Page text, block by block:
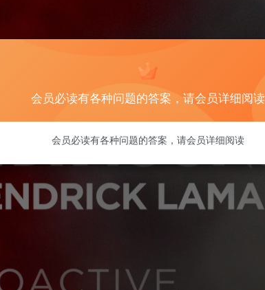
会员必读有各种问题的答案，请会员详细阅读
会员必读有各种问题的答案，请会员详细阅读